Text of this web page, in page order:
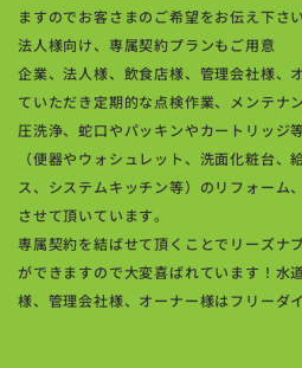
ますのでお客さまのご希望をお伝え下さ
法人様向け、専属契約プランもご用意
企業、法人様、飲食店様、管理会社様、
ていただき定期的な点検作業、メンテナ
圧洗浄、蛇口やパッキンやカートリッジ
（便器やウォシュレット、洗面化粧台、
ス、システムキッチン等）のリフォーム
させて頂いています。
専属契約を結ばせて頂くことでリーズナ
ができますので大変喜ばれています！水
様、管理会社様、オーナー様はフリーダ